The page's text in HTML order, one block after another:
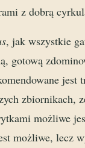
z dobrą
, jak wszystkie
gotową
jest
zbiornikach,
możliwe
możliwe, lecz